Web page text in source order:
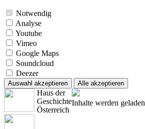
Notwendig
Analyse
Youtube
Vimeo
Google Maps
Soundcloud
Deezer
Auswahl akzeptieren Alle akzeptieren
Haus der
Geschichte
Österreich
Inhalte werden geladen